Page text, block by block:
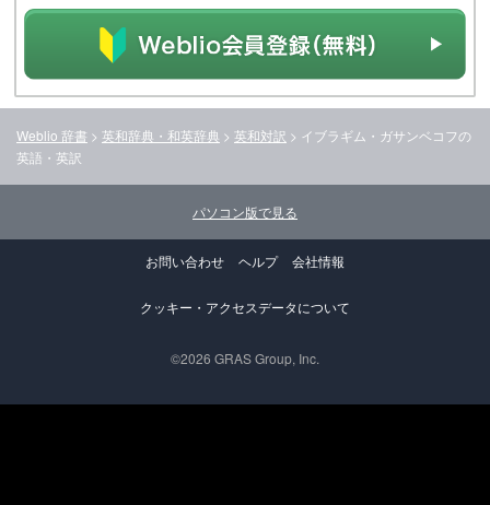
Weblio 辞書 > 英和辞典・和英辞典 > 英和対訳 > イブラギム・ガサンベコフの
英語・英訳
パソコン版で見る
お問い合わせ ヘルプ 会社情報
クッキー・アクセスデータについて
©2026 GRAS Group, Inc.